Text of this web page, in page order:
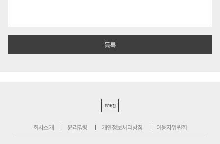
PC버전
회사소개 윤리강령 개인정보처리방침 이용자위원회